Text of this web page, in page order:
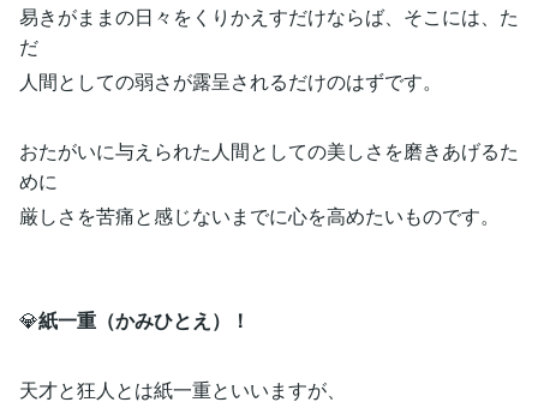
易きがままの日々をくりかえすだけならば、そこには、た
だ
人間としての弱さが露呈されるだけのはずです。
おたがいに与えられた人間としての美しさを磨きあげるた
めに
厳しさを苦痛と感じないまでに心を高めたいものです。
💎紙一重（かみひとえ）！
天才と狂人とは紙一重といいますが、